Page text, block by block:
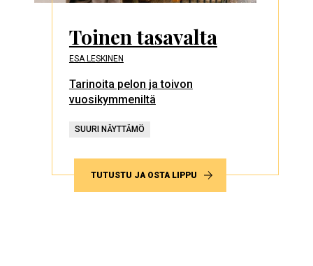
Toinen tasavalta
ESA LESKINEN
Tarinoita pelon ja toivon
vuosikymmeniltä
SUURI NÄYTTÄMÖ
TUTUSTU JA OSTA LIPPU